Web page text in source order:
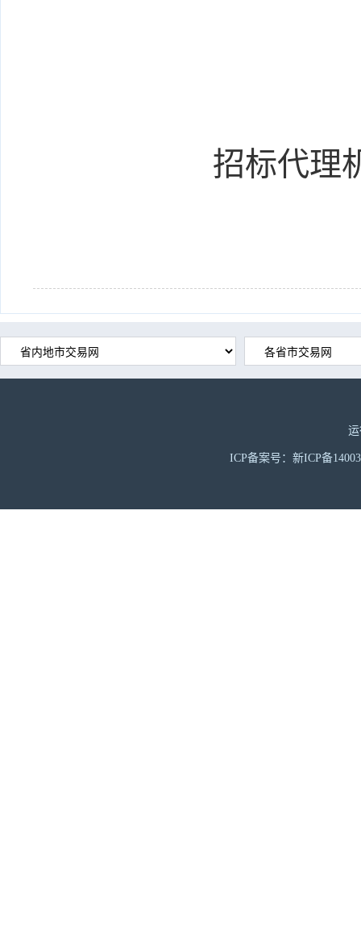
招标代理
ICP备案号：新ICP备